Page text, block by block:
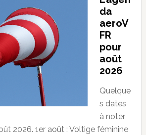
da
aeroV
FR
pour
août
2026
Quelque
s dates
à noter
2026. 1er août : Voltige féminine